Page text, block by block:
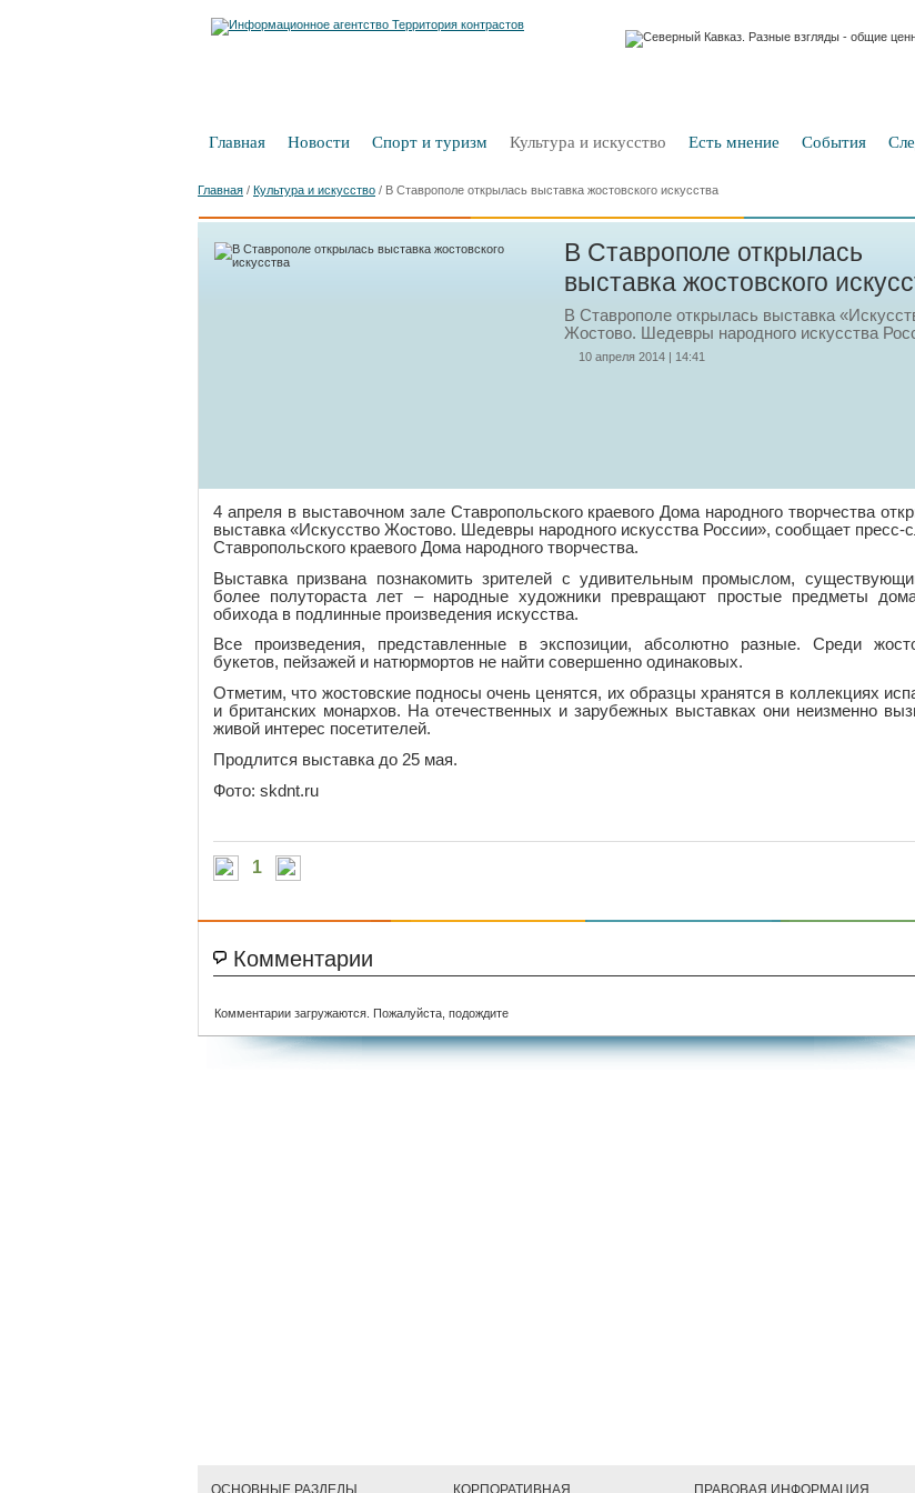
Главная Новости Спорт и туризм Культура и искусство Есть мнение События
Главная / Культура и искусство / В Ставрополе открылась выставка жостовского искусства
В Ставрополе открылась
выставка жостовского
В Ставрополе открылась выставка
Жостово. Шедевры народного искусства
10 апреля 2014 | 14:41
4 апреля в выставочном зале Ставропольского краевого Дома народного творчества
выставка «Искусство Жостово. Шедевры народного искусства России», сообщает пресс-
Ставропольского краевого Дома народного творчества.
Выставка призвана познакомить зрителей с удивительным промыслом,
более полутораста лет – народные художники превращают простые предметы
обихода в подлинные произведения искусства.
Все произведения, представленные в экспозиции, абсолютно разные. Среди
букетов, пейзажей и натюрмортов не найти совершенно одинаковых.
Отметим, что жостовские подносы очень ценятся, их образцы хранятся в коллекциях
и британских монархов. На отечественных и зарубежных выставках они неизменно
живой интерес посетителей.
Продлится выставка до 25 мая.
Фото: skdnt.ru
1
Комментарии
Комментарии загружаются. Пожалуйста, подождите